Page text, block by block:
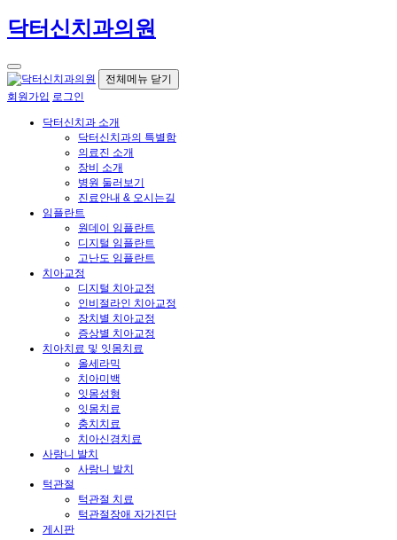
닥터신치과의원
전체메뉴 닫기
회원가입 로그인
닥터신치과 소개
닥터신치과의 특별함
의료진 소개
장비 소개
병원 둘러보기
진료안내 & 오시는길
임플란트
원데이 임플란트
디지털 임플란트
고난도 임플란트
치아교정
디지털 치아교정
인비절라인 치아교정
장치별 치아교정
증상별 치아교정
치아치료 및 잇몸치료
올세라믹
치아미백
잇몸성형
잇몸치료
충치치료
치아신경치료
사랑니 발치
사랑니 발치
턱관절
턱관절 치료
턱관절장애 자가진단
게시판